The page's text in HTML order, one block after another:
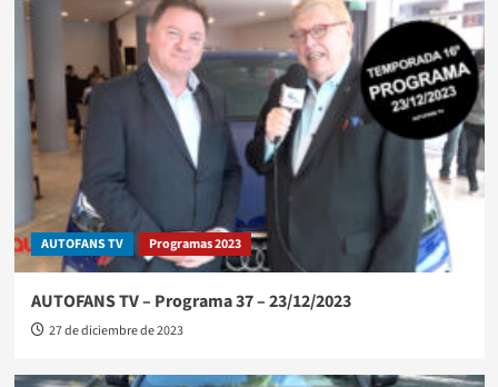
AUTOFANS TV Programas 2023
AUTOFANS TV – Programa 37 – 23/12/2023
27 de diciembre de 2023